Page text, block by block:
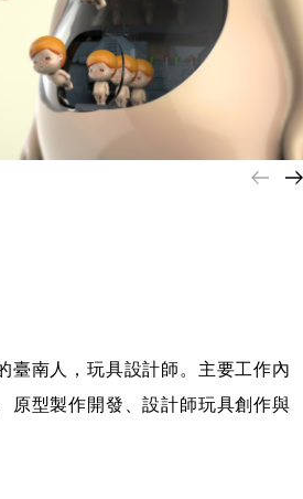
臺南人，玩具設計師。主要工作內
原型製作開發、設計師玩具創作與